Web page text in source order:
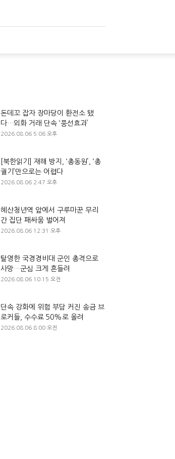
돈데꼬 잡자 장마당이 환전소 됐
다…외화 거래 단속 ‘풍선효과’
2026.08.06 5:06 오후
[북한읽기] 재해 방지, ‘총동원’, ‘총
궐기’만으로는 어렵다
2026.08.06 2:47 오후
혜산청년역 앞에서 구루마꾼 무리
간 집단 패싸움 벌어져
2026.08.06 12:31 오후
탈영한 국경경비대 군인 총격으로
사망…군심 크게 흔들려
2026.08.06 10:15 오전
단속 강화에 위험 부담 커진 송금 브
로커들, 수수료 50%로 올려
2026.08.06 8:00 오전